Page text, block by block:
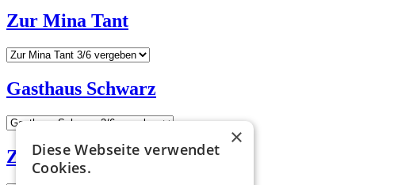
Zur Mina Tant
Gasthaus Schwarz
Zirbenstube
×
Diese Webseite verwendet
Cookies.